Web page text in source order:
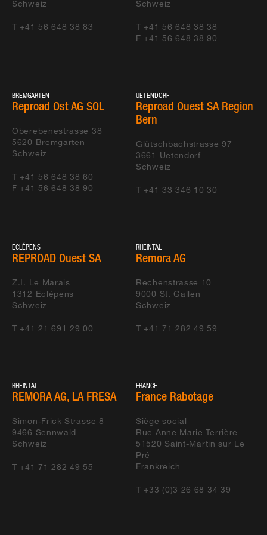
65
DIESSENBERG
FRUTIGER AG
BASEL BELL SEAFOOD TROEGER GMBH
ZÜRICH PARKHAUS
WEST
WALLISELLEN -
GLATTZENTRUM NIG
P4
ARGE EKZ GLATT P+
UMFAHRUNGSTUNNEL
RÜTIHOF - ANBAU IM
RÖTHLER
SERRO UNTERLAGSBÖDEN GMBH
Schweiz
T +41 56 648 38 83
Schweiz
T +41 56 648 38 38
F +41 56 648 38 90
BREMGARTEN
Reproad Ost AG SOL
Oberebenestrasse 38
5620 Bremgarten
Schweiz
T +41 56 648 38 60
F +41 56 648 38 90
UETENDORF
Reproad Ouest SA Region
Bern
Glütschbachstrasse 97
3661 Uetendorf
Schweiz
T +41 33 346 10 30
ECLÉPENS
REPROAD Ouest SA
Z.I. Le Marais
1312 Eclépens
Schweiz
T +41 21 691 29 00
RHEINTAL
Remora AG
Rechenstrasse 10
9000 St. Gallen
Schweiz
T +41 71 282 49 59
RHEINTAL
REMORA AG, LA FRESA
Simon-Frick Strasse 8
9466 Sennwald
Schweiz
T +41 71 282 49 55
FRANCE
France Rabotage
Siège social
Rue Anne Marie Terrière
51520 Saint-Martin sur Le
Pré
Frankreich
T +33 (0)3 26 68 34 39